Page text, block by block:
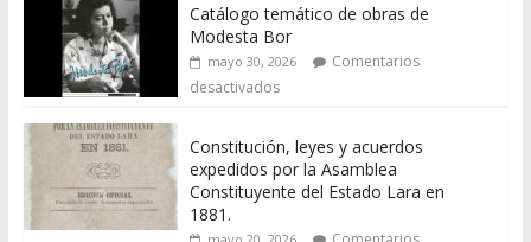
Catálogo temático de obras de
Modesta Bor
mayo 30, 2026
Comentarios
desactivados
Constitución, leyes y acuerdos
expedidos por la Asamblea
Constituyente del Estado Lara en
1881.